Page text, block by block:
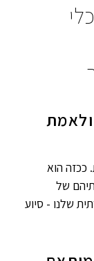
ולאמת
ככזה הוא
של
שלנו - סיוע